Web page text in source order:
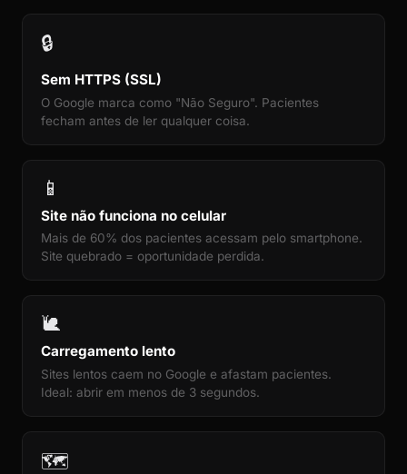
🔒
Sem HTTPS (SSL)
O Google marca como "Não Seguro". Pacientes
fecham antes de ler qualquer coisa.
📱
Site não funciona no celular
Mais de 60% dos pacientes acessam pelo smartphone.
Site quebrado = oportunidade perdida.
🐌
Carregamento lento
Sites lentos caem no Google e afastam pacientes.
Ideal: abrir em menos de 3 segundos.
🗺️